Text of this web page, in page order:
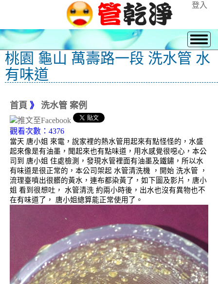
登入
桃園 龜山 萬壽路一段 洗水管 水
有味道
首頁 》 洗水管 案例
觀看次數：4376
當天 唐小姐 來電，說家裡的熱水管用起來有點怪怪的，水盛
起來像是有油墨，聞起來也有點味道，用水感覺很噁心，本公
司到 唐小姐 住處檢測，發現水管裡面有油墨及鐵鏽，所以水
有味道是很正常的，本公司架起 水管清洗機 ，開始 洗水管 ，
流理臺噴出很髒的黃水，連布都染黃了，如下圖及影片，唐小
姐 看到很想吐， 水管清洗 約兩小時後，出水也沒有異物也不
在有味道了， 唐小姐總算能正常使用了。